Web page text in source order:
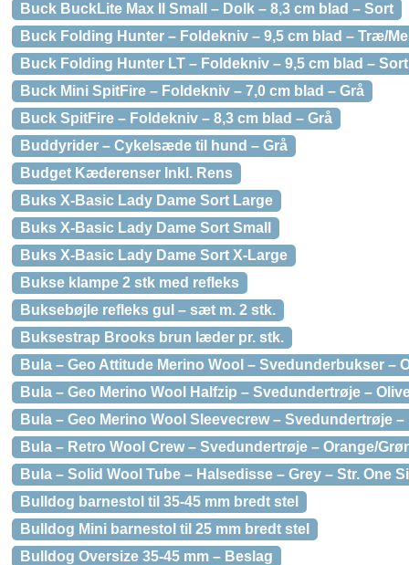
Buck BuckLite Max II Small – Dolk – 8,3 cm blad – Sort
Buck Folding Hunter – Foldekniv – 9,5 cm blad – Træ/
Buck Folding Hunter LT – Foldekniv – 9,5 cm blad – Sort
Buck Mini SpitFire – Foldekniv – 7,0 cm blad – Grå
Buck SpitFire – Foldekniv – 8,3 cm blad – Grå
Buddyrider – Cykelsæde til hund – Grå
Budget Kæderenser Inkl. Rens
Buks X-Basic Lady Dame Sort Large
Buks X-Basic Lady Dame Sort Small
Buks X-Basic Lady Dame Sort X-Large
Bukse klampe 2 stk med refleks
Buksebøjle refleks gul – sæt m. 2 stk.
Buksestrap Brooks brun læder pr. stk.
Bula – Geo Attitude Merino Wool – Svedunderbukser –
Bula – Geo Merino Wool Halfzip – Svedundertrøje –
Bula – Geo Merino Wool Sleevecrew – Svedundertrøje –
Bula – Retro Wool Crew – Svedundertrøje – Orange/
Bula – Solid Wool Tube – Halsedisse – Grey – Str. One
Bulldog barnestol til 35-45 mm bredt stel
Bulldog Mini barnestol til 25 mm bredt stel
Bulldog Oversize 35-45 mm – Beslag